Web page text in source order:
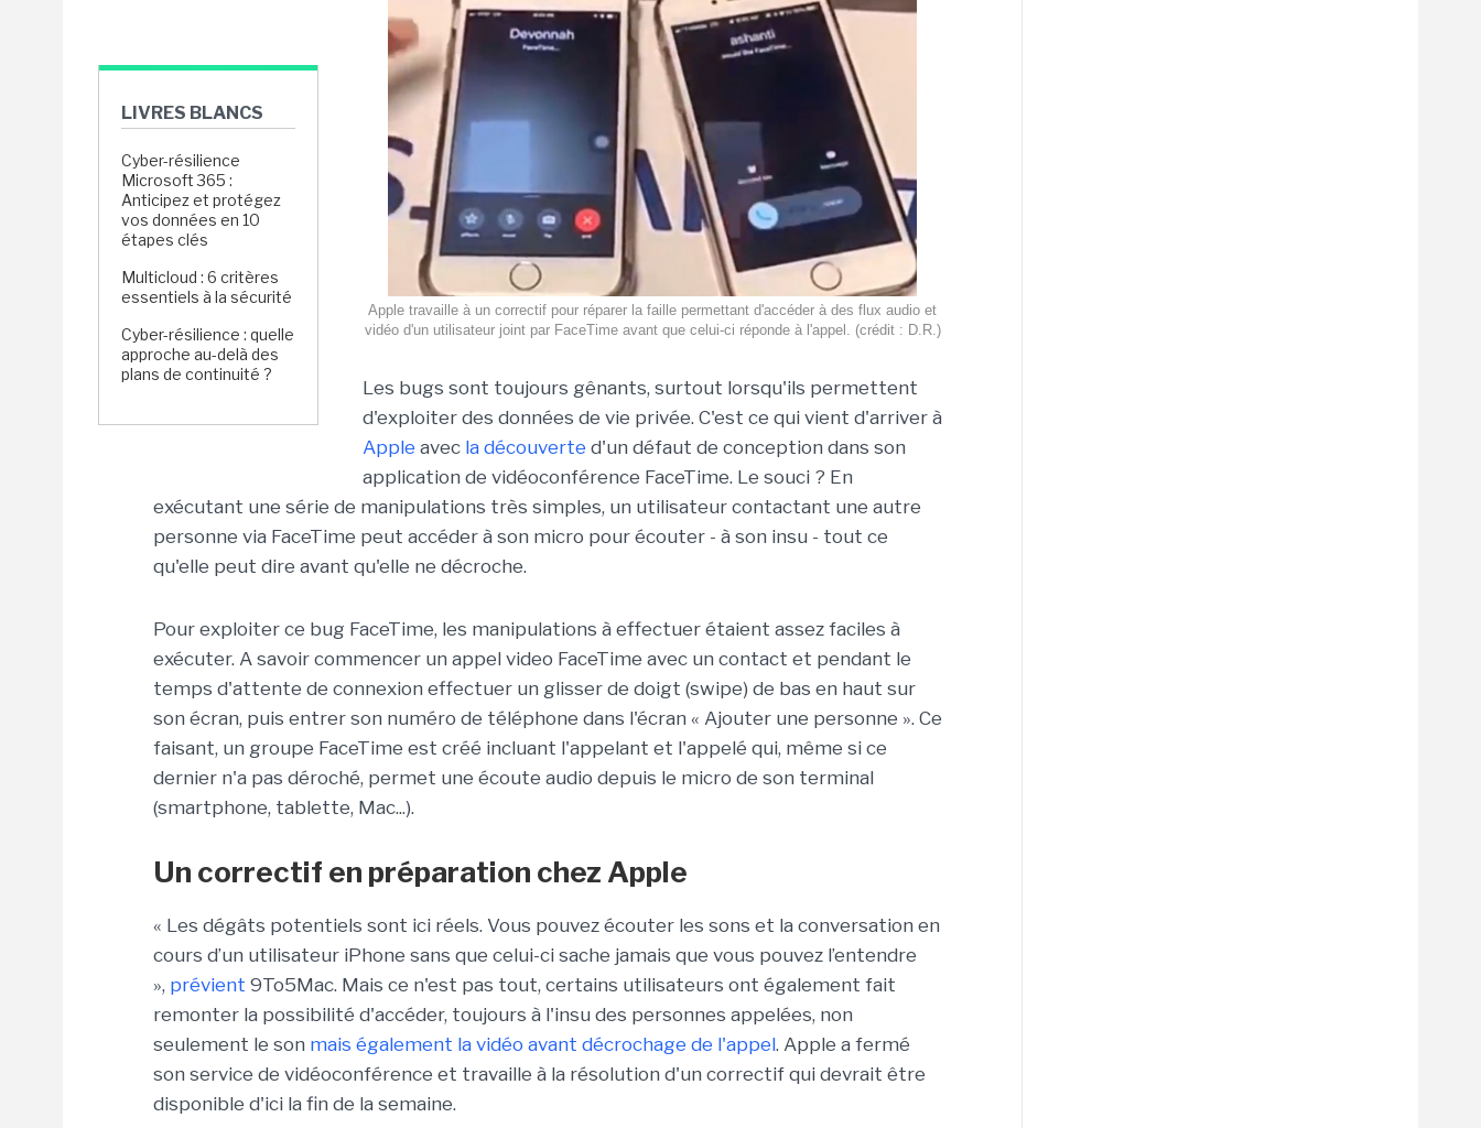
LIVRES BLANCS
Cyber-résilience
Microsoft 365 :
Anticipez et protégez
vos données en 10
étapes clés
Multicloud : 6 critères
essentiels à la sécurité
Cyber-résilience : quelle
approche au-delà des
plans de continuité ?
Apple travaille à un correctif pour réparer la faille permettant d'accéder à des flux audio et
vidéo d'un utilisateur joint par FaceTime avant que celui-ci réponde à l'appel. (crédit : D.R.)
Les bugs sont toujours gênants, surtout lorsqu'ils permettent
d'exploiter des données de vie privée. C'est ce qui vient d'arriver à
Apple avec la découverte d'un défaut de conception dans son
application de vidéoconférence FaceTime. Le souci ? En
exécutant une série de manipulations très simples, un utilisateur contactant une autre
personne via FaceTime peut accéder à son micro pour écouter - à son insu - tout ce
qu'elle peut dire avant qu'elle ne décroche.
Pour exploiter ce bug FaceTime, les manipulations à effectuer étaient assez faciles à
exécuter. A savoir commencer un appel video FaceTime avec un contact et pendant le
temps d'attente de connexion effectuer un glisser de doigt (swipe) de bas en haut sur
son écran, puis entrer son numéro de téléphone dans l'écran « Ajouter une personne ». Ce
faisant, un groupe FaceTime est créé incluant l'appelant et l'appelé qui, même si ce
dernier n'a pas déroché, permet une écoute audio depuis le micro de son terminal
(smartphone, tablette, Mac...).
Un correctif en préparation chez Apple
« Les dégâts potentiels sont ici réels. Vous pouvez écouter les sons et la conversation en
cours d’un utilisateur iPhone sans que celui-ci sache jamais que vous pouvez l’entendre
», prévient 9To5Mac. Mais ce n'est pas tout, certains utilisateurs ont également fait
remonter la possibilité d'accéder, toujours à l'insu des personnes appelées, non
seulement le son mais également la vidéo avant décrochage de l'appel. Apple a fermé
son service de vidéoconférence et travaille à la résolution d'un correctif qui devrait être
disponible d'ici la fin de la semaine.